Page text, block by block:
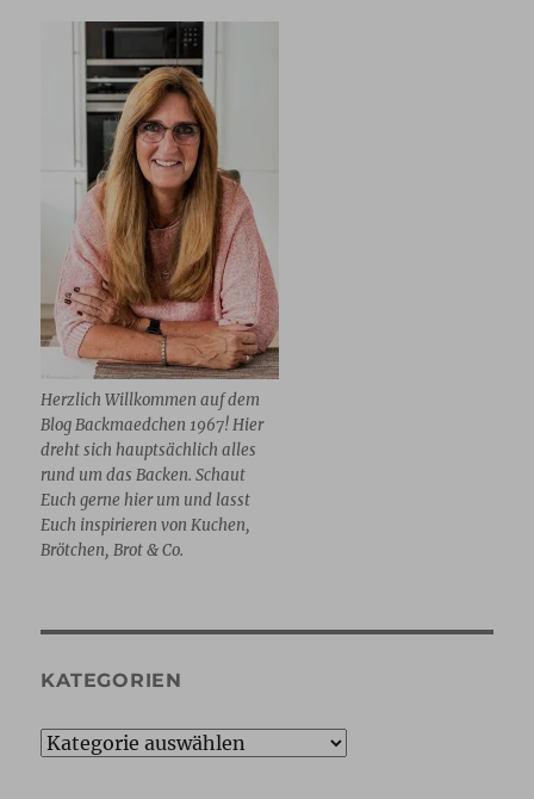
Herzlich Willkommen auf dem
Blog Backmaedchen 1967! Hier
dreht sich hauptsächlich alles
rund um das Backen. Schaut
Euch gerne hier um und lasst
Euch inspirieren von Kuchen,
Brötchen, Brot & Co.
KATEGORIEN
Kategorien